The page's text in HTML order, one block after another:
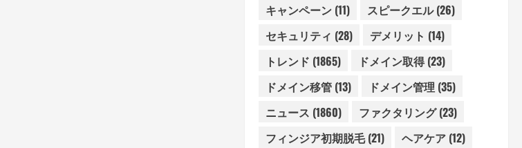
キャンペーン(11) スピークエル(26)
セキュリティ (28) デメリット (14)
トレンド (1865) ドメイン取得(23)
ドメイン移管(13) ドメイン管理 (35)
ニュース (1860) ファクタリング(23)
フィンジア初期脱毛(21) ヘアケア(12)